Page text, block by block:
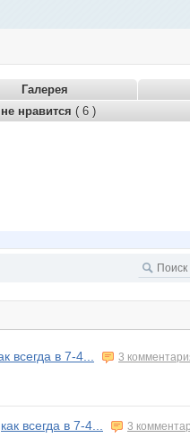
Галерея
нравится ( 6 )
всегда в 7-4...
3
всегда в 7-4...
3